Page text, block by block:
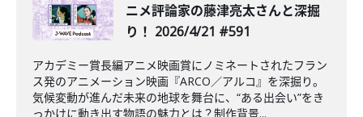
ニメ評論家の藤津亮太さんと深掘
り！ 2026/4/21 #591
アカデミー賞長編アニメ映画賞にノミネートされたフラン
ス発のアニメーション映画『ARCO／アルコ』を深掘り。
気候変動が進んだ未来の地球を舞台に、“ある出会い”をき
っかけに動き出す物語の魅力とは？制作背景...